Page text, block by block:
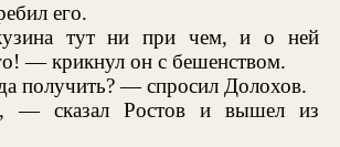
его.
тут ни при чем, и о ней
— крикнул он с бешенством.
получить? — спросил Долохов.
— сказал Ростов и вышел из